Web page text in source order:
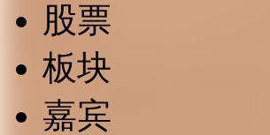
股票
板块
嘉宾